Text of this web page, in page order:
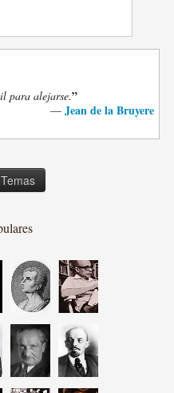
para alejarse.”
— Jean de la Bruyere
Temas